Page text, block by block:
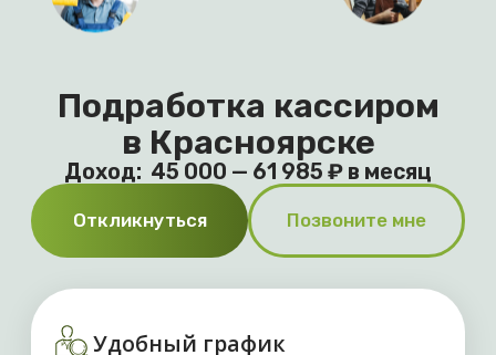
Откликнуться
Удобный график
Оплата от 2 695 рублей
за выход
Выплаты без задержек